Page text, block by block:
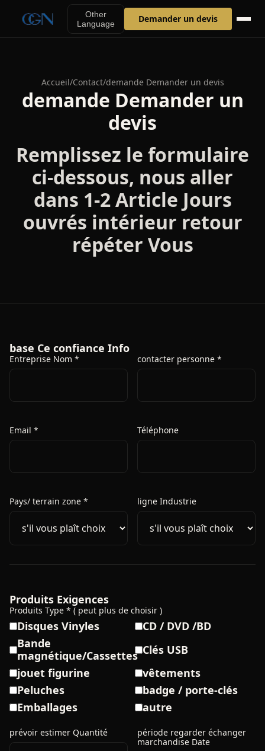
Other
Language
Demander un devis
Accueil/Contact/demande Demander un devis
demande Demander un
devis
Remplissez le formulaire
ci-dessous, nous aller
dans 1-2 Article Jours
ouvrés intérieur retour
répéter Vous
base Ce confiance Info
Entreprise Nom * contacter personne *
Email * Téléphone
Pays/ terrain zone * ligne Industrie
Produits Exigences
Produits Type * ( peut plus de choisir )
Disques Vinyles
CD / DVD /BD
Bande
magnétique/Cassettes Clés USB
jouet figurine
vêtements
Peluches
badge / porte-clés
Emballages
autre
prévoir estimer Quantité
période regarder échanger
marchandise Date